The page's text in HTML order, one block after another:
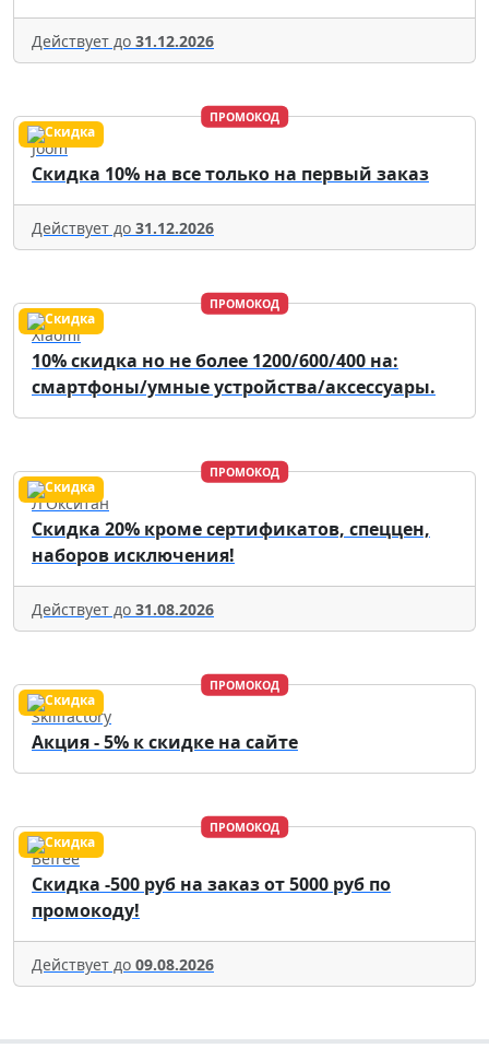
Действует до 31.12.2026
ПРОМОКОД
Joom
Скидка 10% на все только на первый заказ
Действует до 31.12.2026
ПРОМОКОД
Xiaomi
10% скидка но не более 1200/600/400 на:
смартфоны/умные устройства/аксессуары.
ПРОМОКОД
Л'Окситан
Скидка 20% кроме сертификатов, спеццен,
наборов исключения!
Действует до 31.08.2026
ПРОМОКОД
Skillfactory
Акция - 5% к скидке на сайте
ПРОМОКОД
Befree
Скидка -500 руб на заказ от 5000 руб по
промокоду!
Действует до 09.08.2026